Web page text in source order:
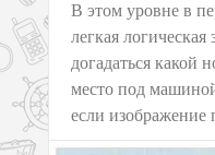
В этом уровне в
легкая
догадаться какой
место под
если изображение